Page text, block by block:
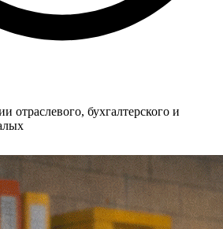
отраслевого, бухгалтерского и